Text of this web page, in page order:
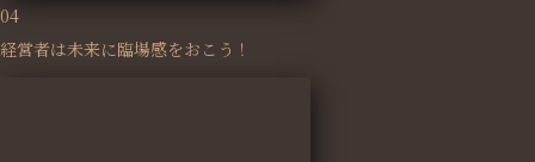
04
経営者は未来に臨場感をおこう！